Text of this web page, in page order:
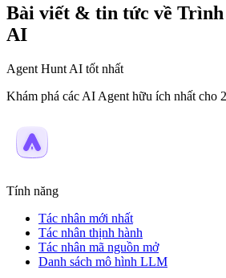
Bài viết & tin tức về Trình
AI
Agent Hunt AI tốt nhất
Khám phá các AI Agent hữu ích nhất cho
Tính năng
Tác nhân mới nhất
Tác nhân thịnh hành
Tác nhân mã nguồn mở
Danh sách mô hình LLM